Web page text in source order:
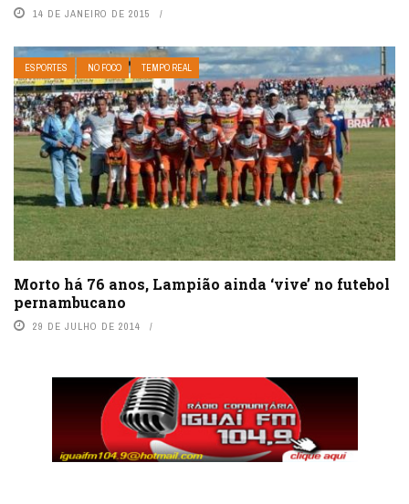
14 DE JANEIRO DE 2015
ESPORTES NO FOCO TEMPO REAL
Morto há 76 anos, Lampião ainda ‘vive’ no futebol
pernambucano
29 DE JULHO DE 2014